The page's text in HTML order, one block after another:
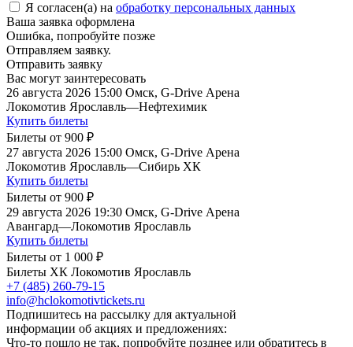
Я согласен(а) на обработку персональных данных
Ваша заявка оформлена
Ошибка, попробуйте позже
Отправляем заявку.
Отправить заявку
Вас могут заинтересовать
26 августа 2026 15:00 Омск, G-Drive Арена
Локомотив Ярославль—Нефтехимик
Купить билеты
Билеты от 900 ₽
27 августа 2026 15:00 Омск, G-Drive Арена
Локомотив Ярославль—Сибирь ХК
Купить билеты
Билеты от 900 ₽
29 августа 2026 19:30 Омск, G-Drive Арена
Авангард—Локомотив Ярославль
Купить билеты
Билеты от 1 000 ₽
Билеты ХК Локомотив Ярославль
+7 (485) 260-79-15
info@hclokomotivtickets.ru
Подпишитесь на рассылку для актуальной
информации об акциях и предложениях:
Что-то пошло не так, попробуйте позднее или обратитесь в